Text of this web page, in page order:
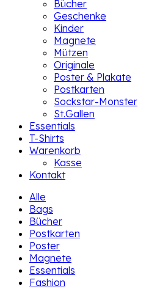
Bücher
Geschenke
Kinder
Magnete
Mützen
Originale
Poster & Plakate
Postkarten
Sockstar-Monster
St.Gallen
Essentials
T-Shirts
Warenkorb
Kasse
Kontakt
Alle
Bags
Bücher
Postkarten
Poster
Magnete
Essentials
Fashion